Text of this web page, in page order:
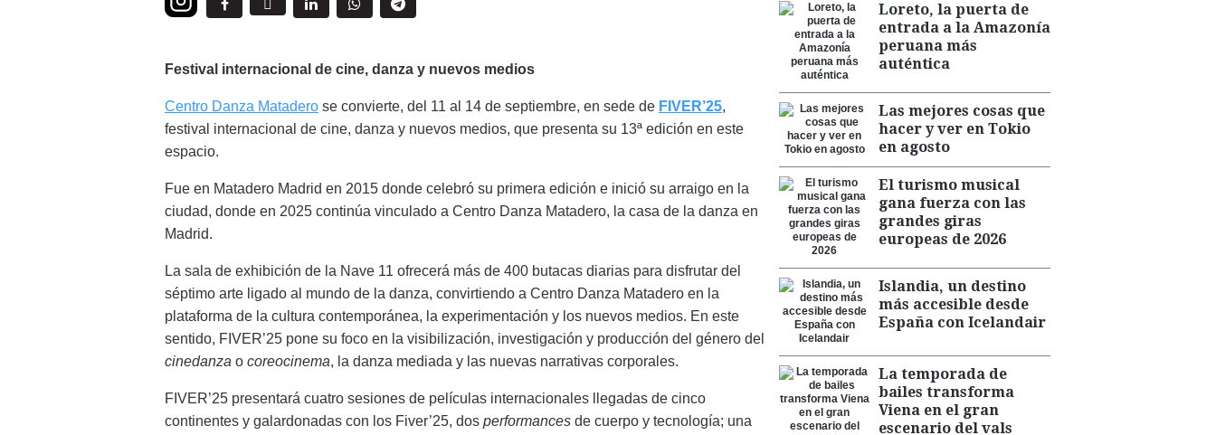
Festival internacional de cine, danza y nuevos medios
Centro Danza Matadero se convierte, del 11 al 14 de septiembre, en sede de FIVER’25,
festival internacional de cine, danza y nuevos medios, que presenta su 13ª edición en este
espacio.
Fue en Matadero Madrid en 2015 donde celebró su primera edición e inició su arraigo en la
ciudad, donde en 2025 continúa vinculado a Centro Danza Matadero, la casa de la danza en
Madrid.
La sala de exhibición de la Nave 11 ofrecerá más de 400 butacas diarias para disfrutar del
séptimo arte ligado al mundo de la danza, convirtiendo a Centro Danza Matadero en la
plataforma de la cultura contemporánea, la experimentación y los nuevos medios. En este
sentido, FIVER’25 pone su foco en la visibilización, investigación y producción del género del
cinedanza o coreocinema, la danza mediada y las nuevas narrativas corporales.
FIVER’25 presentará cuatro sesiones de películas internacionales llegadas de cinco
continentes y galardonadas con los Fiver’25, dos performances de cuerpo y tecnología; una
Loreto, la puerta de
entrada a la Amazonía
peruana más
auténtica
Las mejores cosas que
hacer y ver en Tokio
en agosto
El turismo musical
gana fuerza con las
grandes giras
europeas de 2026
Islandia, un destino
más accesible desde
España con Icelandair
La temporada de
bailes transforma
Viena en el gran
escenario del vals